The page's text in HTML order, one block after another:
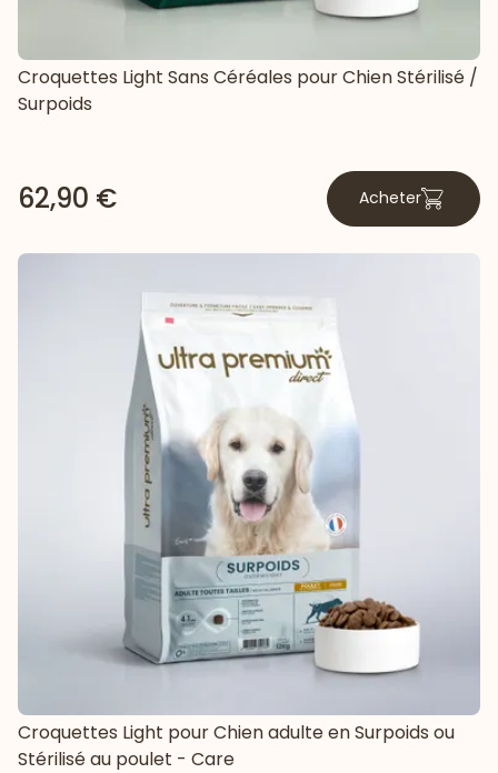
Croquettes Light Sans Céréales pour Chien Stérilisé /
Surpoids
62,90 € Acheter
Croquettes Light pour Chien adulte en Surpoids ou
Stérilisé au poulet - Care